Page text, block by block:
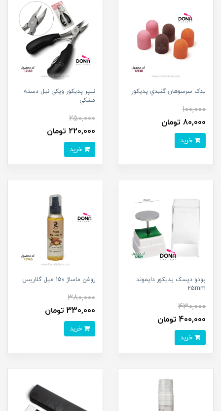
يدک سرسوهان گنبدي پديکور
100,000
80,000 تومان
نيپر پديکور ويکي نيل دسته
مشکي
250,000
220,000 تومان
پودو ديسک پديکور دايموند
25mm
430,000
400,000 تومان
روغن ماساژ 150 ميل گلاريس
380,000
330,000 تومان